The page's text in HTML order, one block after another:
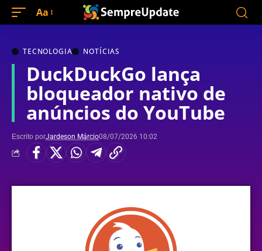
Aa
TECNOLOGIA NOTÍCIAS
DuckDuckGo lança
bloqueador nativo de
anúncios do YouTube
Escrito porJardeson Márcio08/07/2026 10:02